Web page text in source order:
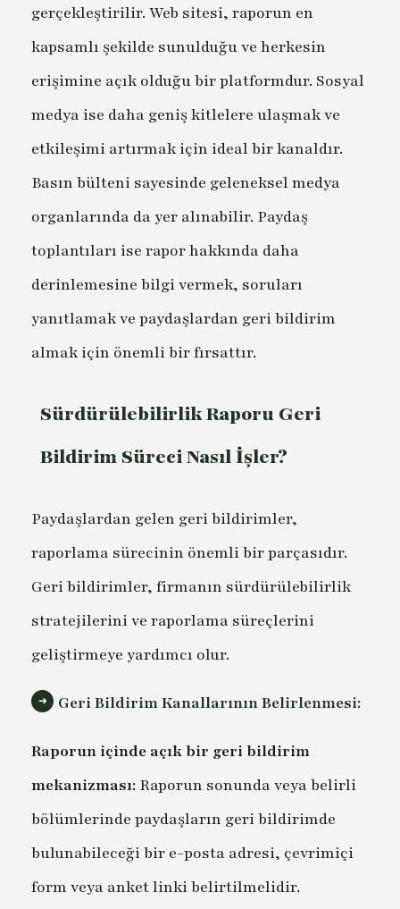
gerçekleştirilir. Web sitesi, raporun en
kapsamlı şekilde sunulduğu ve herkesin
erişimine açık olduğu bir platformdur. Sosyal
medya ise daha geniş kitlelere ulaşmak ve
etkileşimi artırmak için ideal bir kanaldır.
Basın bülteni sayesinde geleneksel medya
organlarında da yer alınabilir. Paydaş
toplantıları ise rapor hakkında daha
derinlemesine bilgi vermek, soruları
yanıtlamak ve paydaşlardan geri bildirim
almak için önemli bir fırsattır.
Sürdürülebilirlik Raporu Geri
Bildirim Süreci Nasıl İşler?
Paydaşlardan gelen geri bildirimler,
raporlama sürecinin önemli bir parçasıdır.
Geri bildirimler, firmanın sürdürülebilirlik
stratejilerini ve raporlama süreçlerini
geliştirmeye yardımcı olur.
Geri Bildirim Kanallarının Belirlenmesi:
Raporun içinde açık bir geri bildirim
mekanizması: Raporun sonunda veya belirli
bölümlerinde paydaşların geri bildirimde
bulunabileceği bir e-posta adresi, çevrimiçi
form veya anket linki belirtilmelidir.